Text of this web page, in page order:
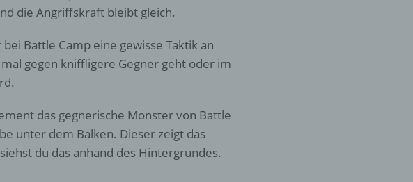
die Angriffskraft bleibt gleich.
Battle Camp eine gewisse Taktik an
gegen kniffligere Gegner geht oder im
das gegnerische Monster von Battle
unter dem Balken. Dieser zeigt das
du das anhand des Hintergrundes.
gespeicherter
künftige Verarbeitung
dass diese